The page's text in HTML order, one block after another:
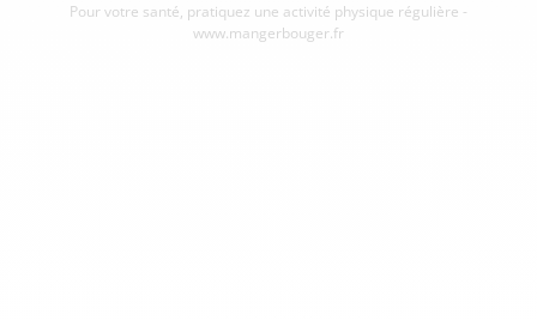
Pour votre santé, pratiquez une activité physique régulière -
www.mangerbouger.fr